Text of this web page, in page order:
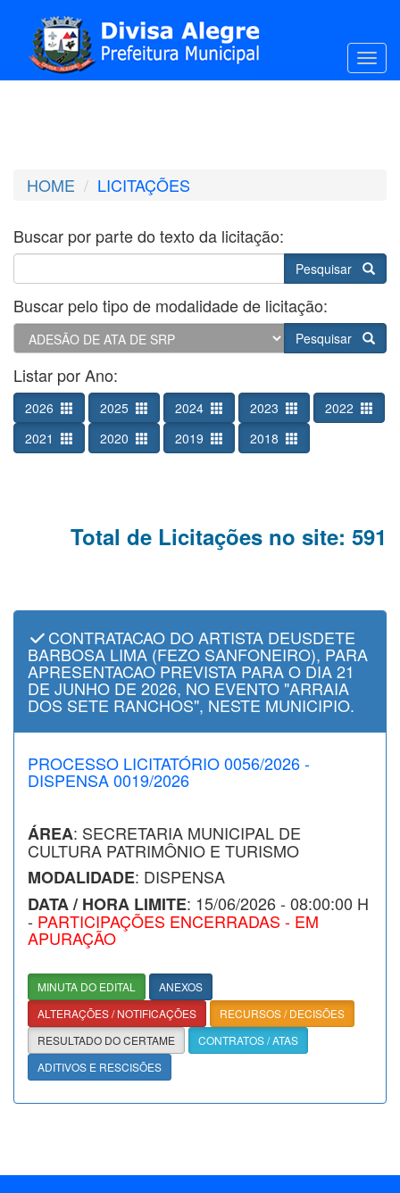
HOME LICITAÇÕES
Buscar por parte do texto da licitação:
Pesquisar
Buscar pelo tipo de modalidade de licitação:
Pesquisar
Listar por Ano:
2026 2025 2024 2023
2022
2021
2020 2019 2018
Total de Licitações no site: 591
CONTRATACAO DO ARTISTA DEUSDETE
BARBOSA LIMA (FEZO SANFONEIRO), PARA
APRESENTACAO PREVISTA PARA O DIA 21
DE JUNHO DE 2026, NO EVENTO "ARRAIA
DOS SETE RANCHOS", NESTE MUNICIPIO.
PROCESSO LICITATÓRIO 0056/2026 -
DISPENSA 0019/2026
ÁREA: SECRETARIA MUNICIPAL DE
CULTURA PATRIMÔNIO E TURISMO
MODALIDADE: DISPENSA
DATA / HORA LIMITE: 15/06/2026 - 08:00:00 H
- PARTICIPAÇÕES ENCERRADAS - EM
APURAÇÃO
MINUTA DO EDITAL
ANEXOS
ALTERAÇÕES / NOTIFICAÇÕES
RECURSOS / DECISÕES
RESULTADO DO CERTAME
CONTRATOS / ATAS
ADITIVOS E RESCISÕES